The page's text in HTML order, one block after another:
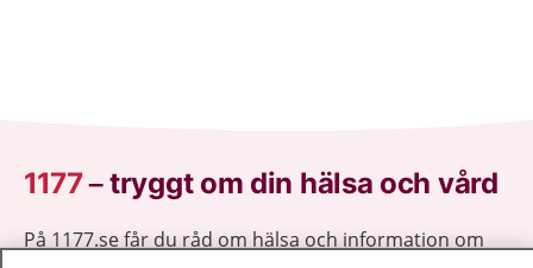
1177–tryggt om din hälsa och vård
På 1177.se får du råd om hälsa och information om